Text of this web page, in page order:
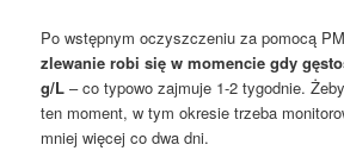
Po wstępnym oczyszczeniu za pomocą
zlewanie robi się w momencie gdy
g/L – co typowo zajmuje 1-2 tygodnie.
ten moment, w tym okresie trzeba
mniej więcej co dwa dni.